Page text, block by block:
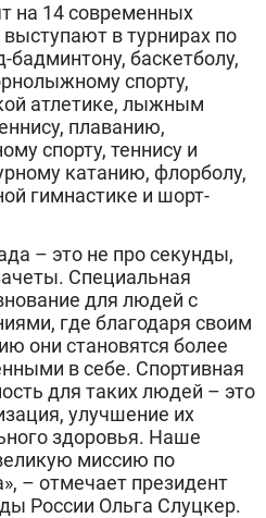
на 14 современных
в турнирах по
баскетболу,
спорту,
атлетике, лыжным
плаванию,
спорту, теннису и
катанию, флорболу,
гимнастике и шорт-
– это не про секунды,
Специальная
для людей с
где благодаря своим
они становятся более
в себе. Спортивная
для таких людей – это
улучшение их
здоровья. Наше
миссию по
– отмечает президент
России Ольга Слуцкер.